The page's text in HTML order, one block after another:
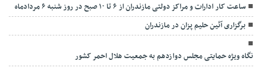
ساعت کار ادارات و مراکز دولتی مازندران از ۶ تا ۱۰ صبح در روز شنبه ۶ مردادماه
برگزاری آئین حلیم پزان در مازندران
نگاه ویژه حمایتی مجلس دوازدهم به جمعیت هلال احمر کشور